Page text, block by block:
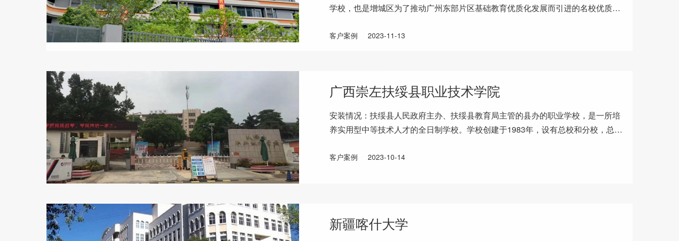
学校，也是增城区为了推动广州东部片区基础教育优质化发展而引进的名校优质教
客户案例 2023-11-13
广西崇左扶绥县职业技术学院
安装情况：扶绥县人民政府主办、扶绥县教育局主管的县办的职业学校，是一所培
养实用型中等技术人才的全日制学校。学校创建于1983年，设有总校和分校，总校
客户案例 2023-10-14
新疆喀什大学